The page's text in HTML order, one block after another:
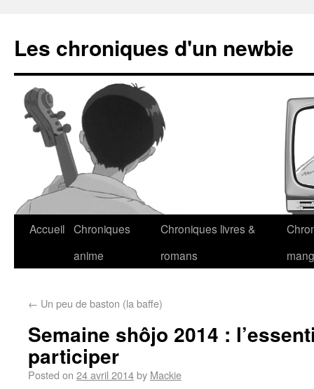
Les chroniques d'un newbie
Accueil Chroniques
anime
Chroniques livres &
romans
← Un peu de baston (la baffe)
Semaine shôjo 2014 :
participer
Posted on 24 avril 2014by Mackie